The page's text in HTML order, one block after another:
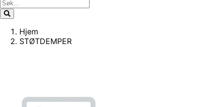
Hjem
STØTDEMPER